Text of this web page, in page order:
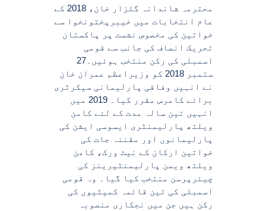
محترمہ شاندانہ گلزار خان، 2018 کے
عام انتخابات میں خیبرپختونخوا سے
خواتین کی مخصوص نشست پر پاکستان
تحریک انصاف کی جانب سے قومی
اسمبلی کی رکن منتخب ہوئیں۔27
ستمبر 2018 کو وزیراعظم عمران خان
نے انہیں وفاقی پارلیمانی سیکرٹری
برائے کامرس مقرر کیا۔ 2019 میں
انہیں تین سالہ مدت کے لئے کامن
ویلتھ پارلیمنٹری ایسوسی ایشن کی
پارلیمانوں اور مقننہ جات کی
خواتین ارکان کے نیٹ ورک، کامن
ویلتھ ویمن پارلیمنٹیرینز کی
چیئرپرسن منتخب کیا گیا۔ وہ قومی
اسمبلی کی تین قائمہ کمیٹیوں کی
رکن ہیں جن میں نجکاری منصوبہ